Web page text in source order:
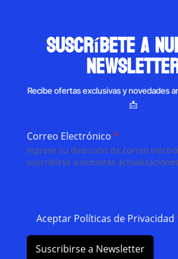
suscríbete a
Recibe ofertas exclusivas y novedades
📩
Correo Electrónico *
Ingrese su dirección de correo
suscribirse a nuestras
Aceptar Políticas de Privacidad
Suscribirse a Newsletter